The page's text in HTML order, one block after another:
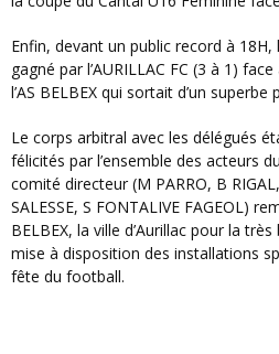
Enfin, devant un public record à 18H, la coupe JARLIER U18 était
gagné par l’AURILLAC FC (3 à 1)
l’AS BELBEX qui sortait d’un
Le corps arbitral avec les délégués étaient chaleureusement
félicités par l’ensemble des acteurs
comité directeur (M PARRO, B
SALESSE, S FONTALIVE FAGEOL)
BELBEX, la ville d’Aurillac pour la
mise à disposition des installations
fête du football.